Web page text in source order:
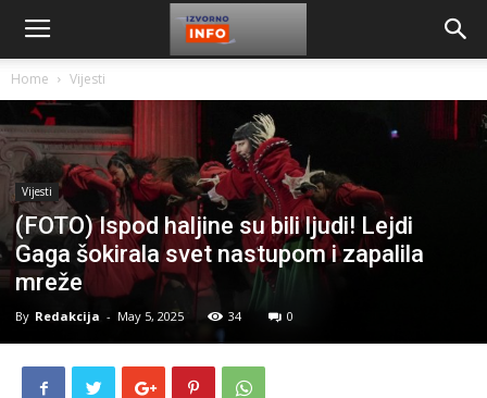
Home Vijesti
Vijesti
(FOTO) Ispod haljine su bili ljudi! Lejdi
Gaga šokirala svet nastupom i zapalila
mreže
By Redakcija - May 5, 2025 34 0